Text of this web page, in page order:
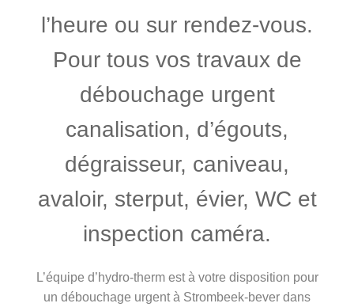
l’heure ou sur rendez-vous.
Pour tous vos travaux de
débouchage urgent
canalisation, d’égouts,
dégraisseur, caniveau,
avaloir, sterput, évier, WC et
inspection caméra.
L’équipe d’hydro-therm est à votre disposition pour
un débouchage urgent à Strombeek-bever dans